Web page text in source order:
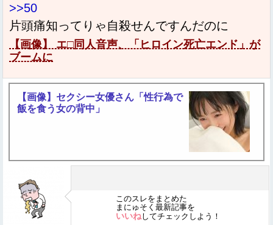
>>50
片頭痛知ってりゃ自殺せんですんだのに
【画像】 エ□同人音声、「ヒロイン死亡エンド」が
ブームに
【画像】セクシー女優さん「性行為で
飯を食う女の背中」
このスレをまとめた
まにゅそく最新記事を
いいねしてチェックしよう！